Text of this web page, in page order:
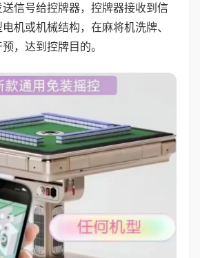
信号给控牌器，控牌器接收到信
机或机械结构，在麻将机洗牌、
，达到控牌目的。